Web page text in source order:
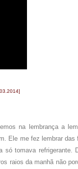
na lembrança a
Ele me fez lembrar
tomava refrigerante.
raios da manhã não